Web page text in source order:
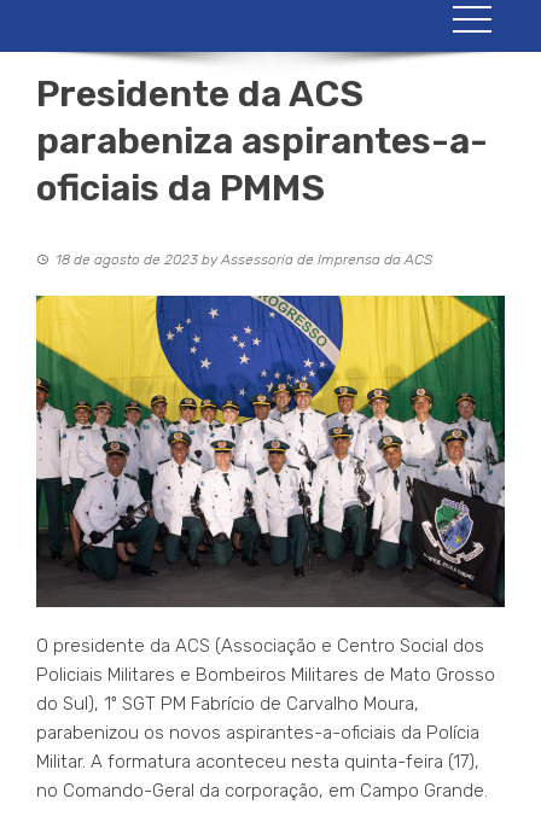
Presidente da ACS
parabeniza aspirantes-a-
oficiais da PMMS
18 de agosto de 2023 byAssessoria de Imprensa da ACS
O presidente da ACS (Associação e Centro Social dos
Policiais Militares e Bombeiros Militares de Mato Grosso
do Sul), 1º SGT PM Fabrício de Carvalho Moura,
parabenizou os novos aspirantes-a-oficiais da Polícia
Militar. A formatura aconteceu nesta quinta-feira (17),
no Comando-Geral da corporação, em Campo Grande.